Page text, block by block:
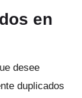
en
desee
duplicados